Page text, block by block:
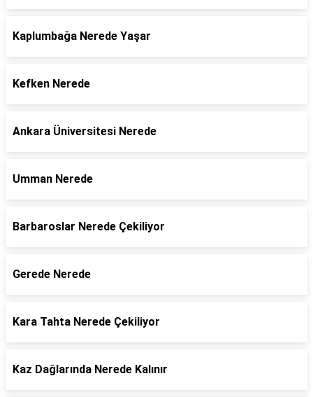
Kaplumbağa Nerede Yaşar
Kefken Nerede
Ankara Üniversitesi Nerede
Umman Nerede
Barbaroslar Nerede Çekiliyor
Gerede Nerede
Kara Tahta Nerede Çekiliyor
Kaz Dağlarında Nerede Kalınır